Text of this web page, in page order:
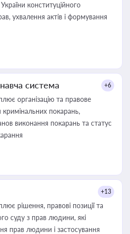
конституційного
ухвалення актів і формування
система +6
організацію та правове
покарань,
виконання покарань та статус
+13
рішення, правові позиції та
суду з прав людини, які
прав людини і застосування